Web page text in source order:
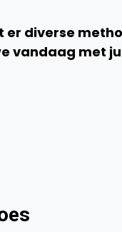
er diverse
vandaag met